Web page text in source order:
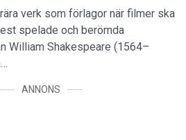
verk som förlagor när filmer ska
spelade och berömda
William Shakespeare (1564–
ANNONS